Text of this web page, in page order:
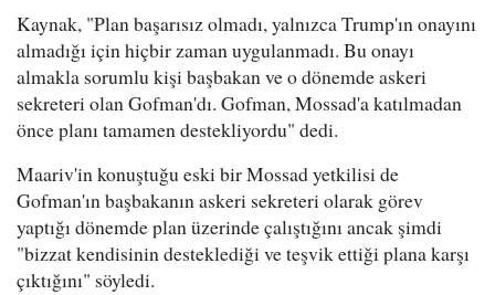
Kaynak, "Plan başarısız olmadı, yalnızca Trump'ın onayını
almadığı için hiçbir zaman uygulanmadı. Bu onayı
almakla sorumlu kişi başbakan ve o dönemde askeri
sekreteri olan Gofman'dı. Gofman, Mossad'a katılmadan
önce planı tamamen destekliyordu" dedi.
Maariv'in konuştuğu eski bir Mossad yetkilisi de
Gofman'ın başbakanın askeri sekreteri olarak görev
yaptığı dönemde plan üzerinde çalıştığını ancak şimdi
"bizzat kendisinin desteklediği ve teşvik ettiği plana karşı
çıktığını" söyledi.